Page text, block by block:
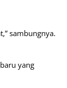
sambungnya.
yang